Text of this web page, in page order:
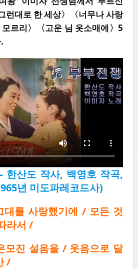
런대로 한 세상〉〈너무나 사랑
르리〉〈고운 님 옷소매에〉5
한산도 작사, 백영호 작곡,
년 미도파레코드사)
대를 사랑했기에 / 모든 것
라서 /
모진 설음을 / 웃음으로 달
/